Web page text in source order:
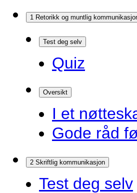
1 Retorikk og muntlig
Test deg selv
Quiz
Oversikt
I et
Gode råd
2 Skriftlig kommunikasjon
Test deg selv